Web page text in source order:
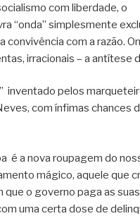
com liberdade, o
“onda” simplesmente
convivência com a razão.
irracionais – a antítese
inventado pelos
com ínfimas chances
é a nova roupagem do
mágico, aquele que
que o governo paga as
uma certa dose de